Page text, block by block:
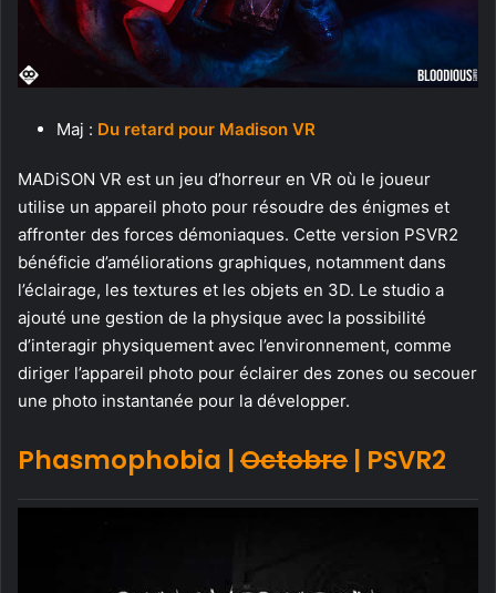
Maj : Du retard pour Madison VR
MADiSON VR est un jeu d’horreur en VR où le joueur
utilise un appareil photo pour résoudre des énigmes et
affronter des forces démoniaques. Cette version PSVR2
bénéficie d’améliorations graphiques, notamment dans
l’éclairage, les textures et les objets en 3D. Le studio a
ajouté une gestion de la physique avec la possibilité
d’interagir physiquement avec l’environnement, comme
diriger l’appareil photo pour éclairer des zones ou secouer
une photo instantanée pour la développer.
Phasmophobia |Octobre | PSVR2